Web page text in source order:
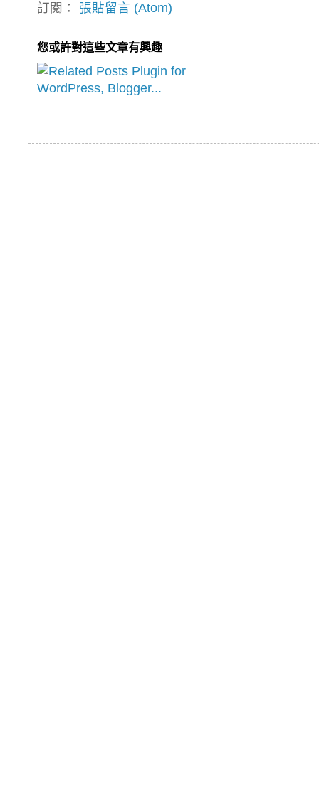
訂閱： 張貼留言 (Atom)
您或許對這些文章有興趣